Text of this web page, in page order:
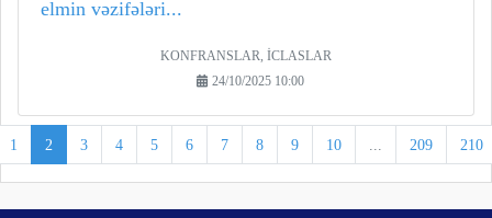
elmin vəzifələri...
KONFRANSLAR, İCLASLAR
24/10/2025 10:00
1 2 3 4 5 6 7 8 9 10 ... 209 210